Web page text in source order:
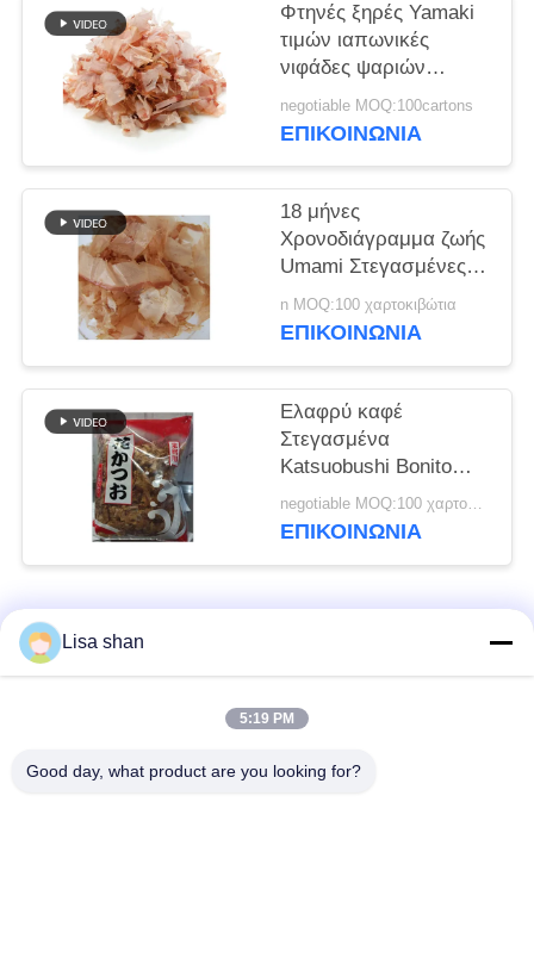
ΧΆΡΤΗΣ
ΙΣΤΌΤΟΠΟΥ
ΠΟΛΙΤΙΚΉ
ΜΥΣΤΙΚΌΤΗΤΑΣ
Φτηνές ξηρές Yamaki
τιμών ιαπωνικές
νιφάδες ψαριών
παλαμίδων ύφους
500g
negotiable MOQ:100cartons
ΕΠΙΚΟΙΝΩΝΊΑ
18 μήνες
Χρονοδιάγραμμα ζωής
Umami Στεγασμένες
φλούδες Bonito 500g
Χώρα προέλευσης
n MOQ:100 χαρτοκιβώτια
ΕΠΙΚΟΙΝΩΝΊΑ
Ελαφρύ καφέ
Στεγασμένα
Katsuobushi Bonito
Flakes Παραδοσιακή
ιαπωνική λιχουδιά
negotiable MOQ:100 χαρτοκιβώτια
ΕΠΙΚΟΙΝΩΝΊΑ
Λαϊκή κατηγορία
ιαπωνικά crumbs
Lisa shan
5:19 PM
Good day, what product are you looking for?